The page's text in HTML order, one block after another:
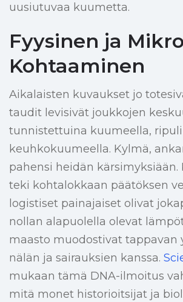
uusiutuvaa kuumetta.
Fyysinen ja
Kohtaaminen
Aikalaisten kuvaukset jo
taudit levisivät joukkojen
tunnistettuina kuumeella,
keuhkokuumeella. Kylmä,
pahensi heidän kärsimyksiään.
teki kohtalokkaan päätöksen
logistiset painajaiset olivat
nollan alapuolella olevat
maasto muodostivat tappavan
nälän ja sairauksien kanssa.
mukaan tämä DNA-ilmoitus
mitä monet historioitsijat ja